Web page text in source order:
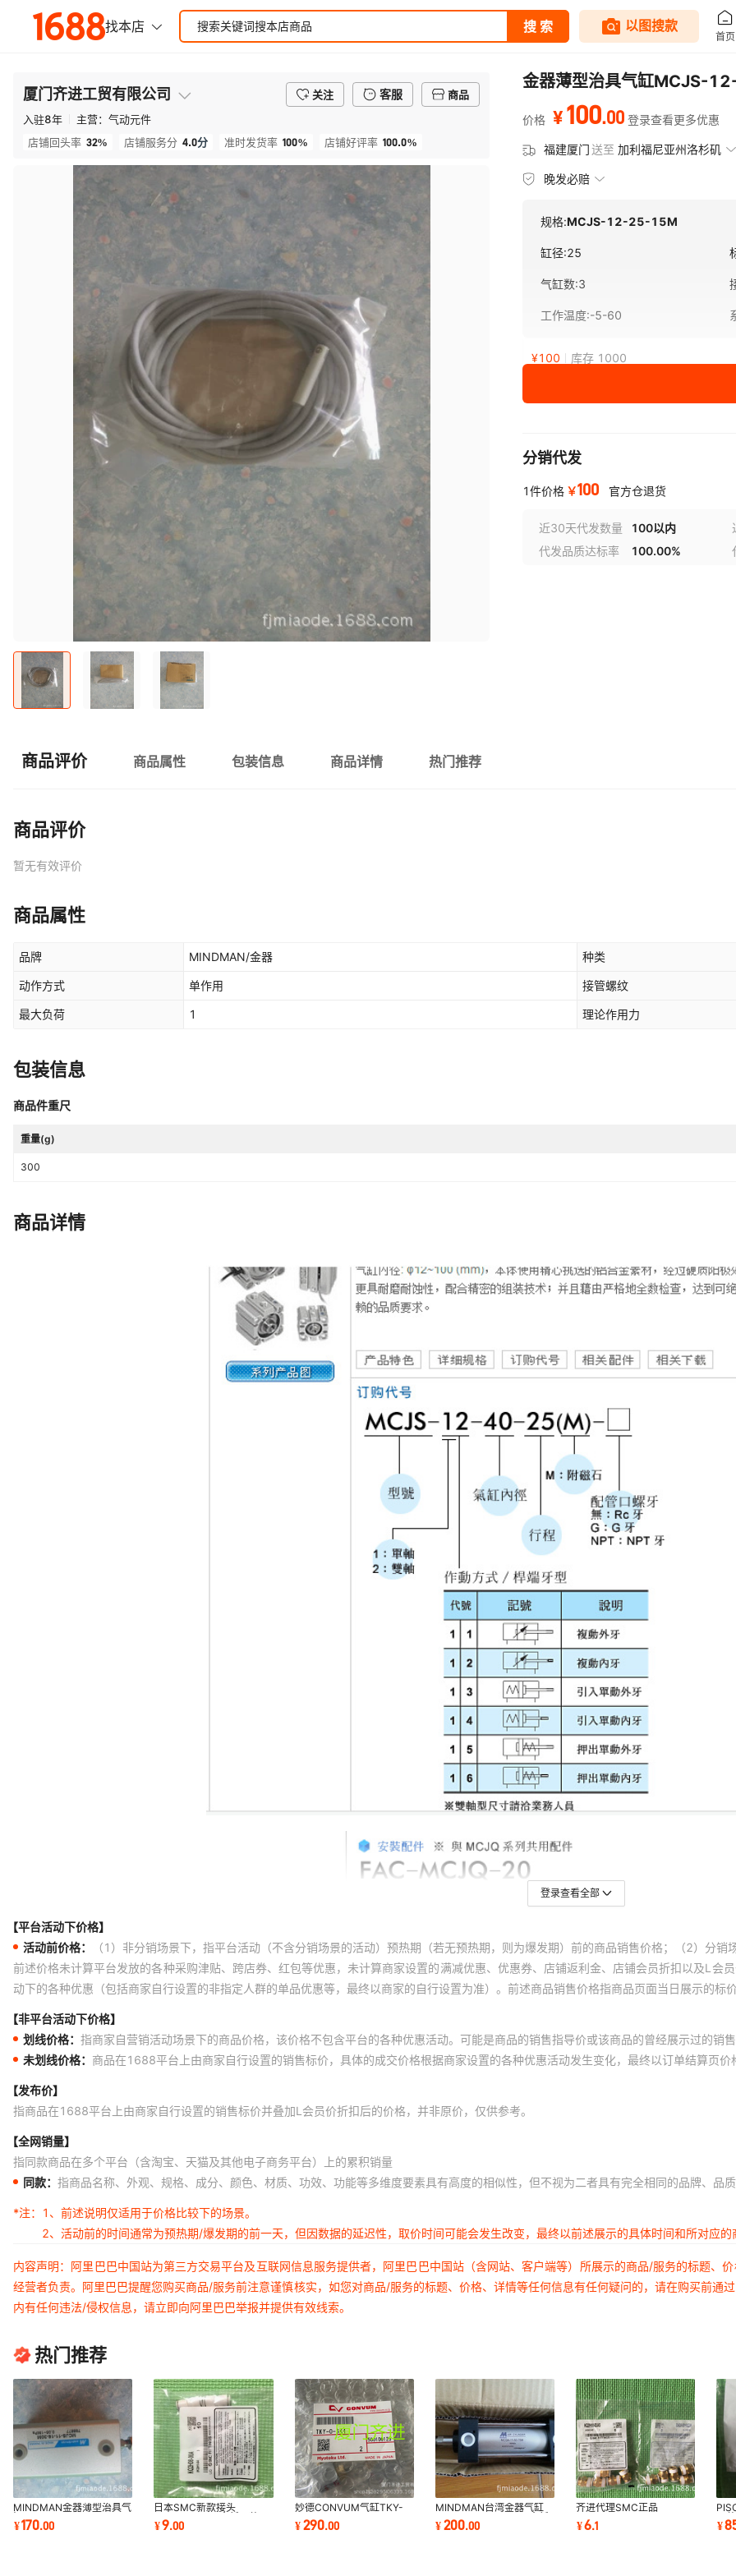
厦门齐进工贸有限公司 关注 客服
商品
入驻8年 主营： 气动元件
店铺回头率 32% 店铺服务分 4.0分 准时发货率 100% 店铺好评率 100.0%
金器薄型治具气缸MCJS-
价格 ¥100.00 登录查看更多优惠
福建厦门送至 加利福尼亚州洛杉矶
晚发必赔
规格:MCJS-12-25-15M
缸径:25
气缸数:3
工作温度:-5-60
¥100 库存 1000
分销代发
1件价格 ￥100 官方仓退货
近30天代发数量 100以内
代发品质达标率
100.00%
商品评价 商品属性 包装信息 商品详情 热门推荐
商品评价
暂无有效评价
商品属性
品牌 MINDMAN/金器 种类
动作方式 单作用 接管螺纹
最大负荷 1 理论作用力
包装信息
商品件重尺
重量(g)
300
商品详情
登录查看全部
【平台活动下价格】
活动前价格：
（1）非分销场景下，指平台活动（不含分销场景的活动）预热期（若无预热期，则为爆发期）前的商品销售价格；（2）分
前述价格未计算平台发放的各种采购津贴、跨店券、红包等优惠，未计算商家设置的满减优惠、优惠券、店铺返利金、店铺会员折扣以及L会
动下的各种优惠（包括商家自行设置的非指定人群的单品优惠等，最终以商家的自行设置为准）。前述商品销售价格指商品页面当日展示的
【非平台活动下价格】
划线价格： 指商家自营销活动场景下的商品价格，该价格不包含平台的各种优惠活动。可能是商品的销售指导价或该商品的曾经展示过的销
未划线价格： 商品在1688平台上由商家自行设置的销售标价，具体的成交价格根据商家设置的各种优惠活动发生变化，最终以订单结算页价
【发布价】
指商品在1688平台上由商家自行设置的销售标价并叠加L会员价折扣后的价格，并非原价，仅供参考。
【全网销量】
指同款商品在多个平台（含淘宝、天猫及其他电子商务平台）上的累积销量
同款： 指商品名称、外观、规格、成分、颜色、材质、功效、功能等多维度要素具有高度的相似性，但不视为二者具有完全相同的品牌、品
*注：
1、前述说明仅适用于价格比较下的场景。
2、活动前的时间通常为预热期/爆发期的前一天，但因数据的延迟性，取价时间可能会发生改变，最终以前述展示的具体时间和所对应的
内容声明：阿里巴巴中国站为第三方交易平台及互联网信息服务提供者，阿里巴巴中国站（含网站、客户端等）所展示的商品/服务的标题、
经营者负责。阿里巴巴提醒您购买商品/服务前注意谨慎核实，如您对商品/服务的标题、价格、详情等任何信息有任何疑问的，请在购买前通
内有任何违法/侵权信息，请立即向阿里巴巴举报并提供有效线索。
热门推荐
MINDMAN金器薄型治具气
缸MCJS-12-25-15M
¥170.00
日本SMC新款接头
KQ2H08-00A全新原装正
品销售
¥9.00
妙德CONVUM气缸TKY-
O-6*4
¥290.00
MINDMAN台湾金器气缸
MCQA-11-50-75M全新
原装正品
¥200.00
齐进代理SMC正品
KQ2H10-03AS
KQ2H10-02AS
¥6.1
原
¥